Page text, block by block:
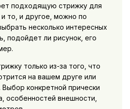
подходящую стрижку для
то, и другое, можно по
несколько интересных
подойдет ли рисунок, его
только из-за того, что
на вашем друге или
конкретной прически
особенностей внешности,